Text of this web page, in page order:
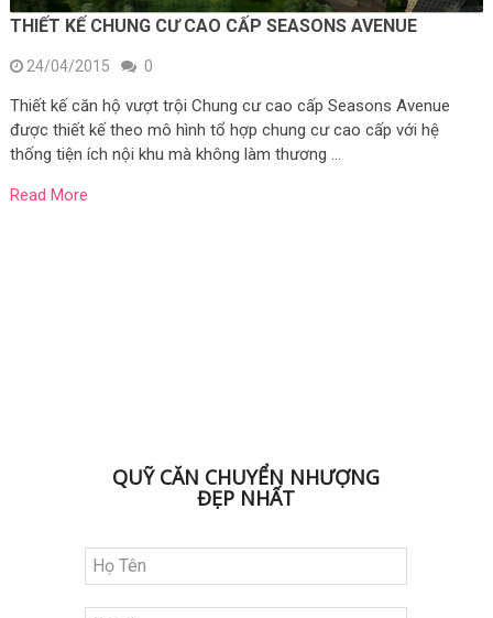
THIẾT KẾ CHUNG CƯ CAO CẤP SEASONS AVENUE
24/04/2015 0
Thiết kế căn hộ vượt trội Chung cư cao cấp Seasons Avenue
được thiết kế theo mô hình tổ hợp chung cư cao cấp với hệ
thống tiện ích nội khu mà không làm thương …
Read More
QUỸ CĂN CHUYỂN NHƯỢNG
ĐẸP NHẤT